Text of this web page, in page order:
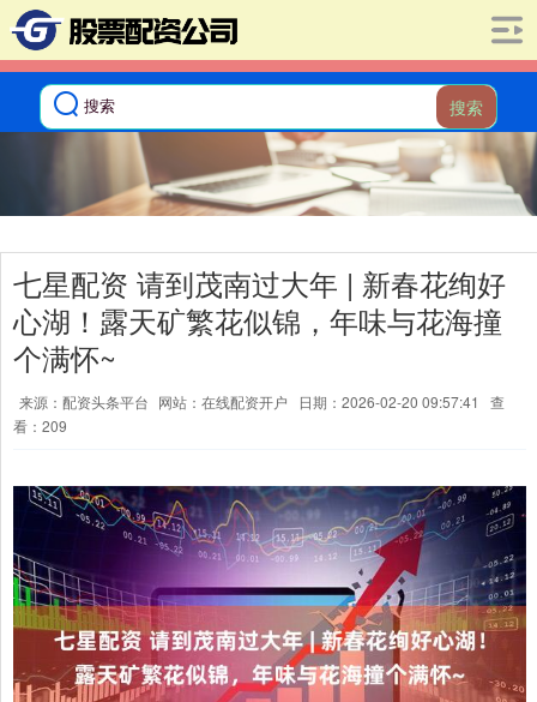
搜索
七星配资 请到茂南过大年 | 新春花绚好
心湖！露天矿繁花似锦，年味与花海撞
个满怀~
来源：配资头条平台 网站：在线配资开户 日期：2026-02-20 09:57:41
查
看：209